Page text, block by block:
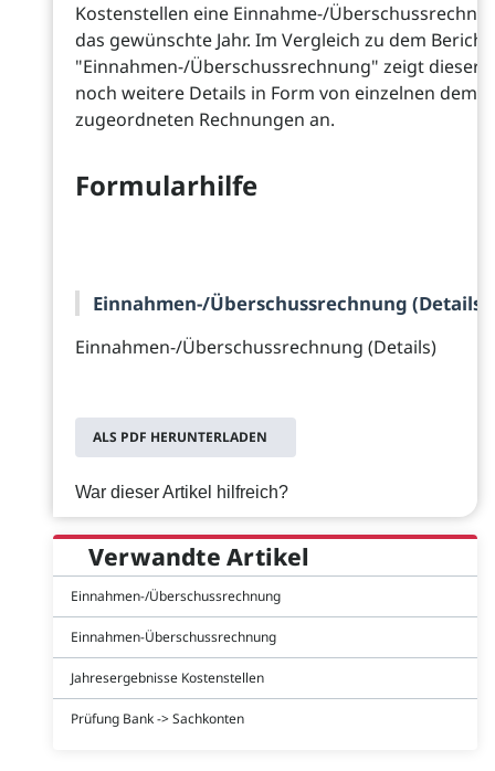
Kostenstellen eine Einnahme-/
das gewünschte Jahr. Im Vergleich zu dem Bericht
"Einnahmen-/Überschussrechnung" zeigt dieser
noch weitere Details in Form von einzelnen dem
zugeordneten Rechnungen an.
Formularhilfe
Einnahmen-/Überschussrechnung (Details)
Einnahmen-/Überschussrechnung (Details)
ALS PDF HERUNTERLADEN
War dieser Artikel hilfreich?
Verwandte Artikel
Einnahmen-/Überschussrechnung
Einnahmen-Überschussrechnung
Jahresergebnisse Kostenstellen
Prüfung Bank -> Sachkonten